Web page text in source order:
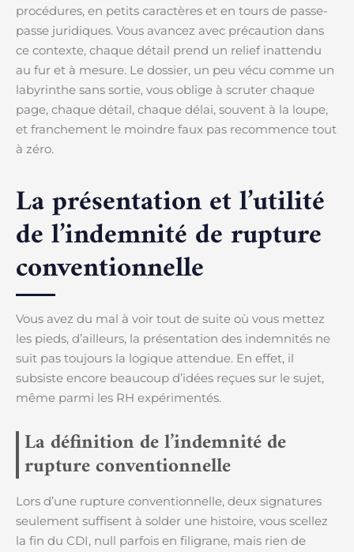
procédures, en petits caractères et en tours de passe-
passe juridiques. Vous avancez avec précaution dans
ce contexte, chaque détail prend un relief inattendu
au fur et à mesure. Le dossier, un peu vécu comme un
labyrinthe sans sortie, vous oblige à scruter chaque
page, chaque détail, chaque délai, souvent à la loupe,
et franchement le moindre faux pas recommence tout
à zéro.
La présentation et l’utilité
de l’indemnité de rupture
conventionnelle
Vous avez du mal à voir tout de suite où vous mettez
les pieds, d’ailleurs, la présentation des indemnités ne
suit pas toujours la logique attendue. En effet, il
subsiste encore beaucoup d’idées reçues sur le sujet,
même parmi les RH expérimentés.
La définition de l’indemnité de
rupture conventionnelle
Lors d’une rupture conventionnelle, deux signatures
seulement suffisent à solder une histoire, vous scellez
la fin du CDI, null parfois en filigrane, mais rien de